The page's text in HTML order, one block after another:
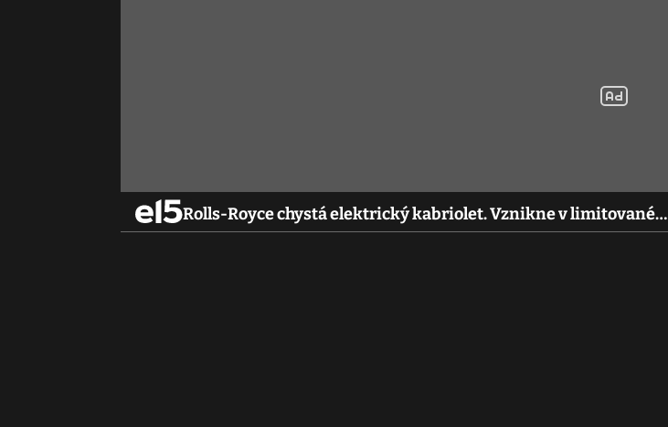
Rolls-Royce chystá elektrický kabriolet. Vznikne v limitované…